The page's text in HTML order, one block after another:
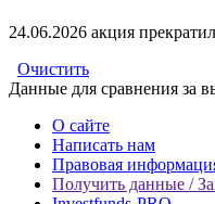
24.06.2026 акция
Очистить
Данные для сравнения за
О сайте
Написать нам
Правовая
Получить данные /